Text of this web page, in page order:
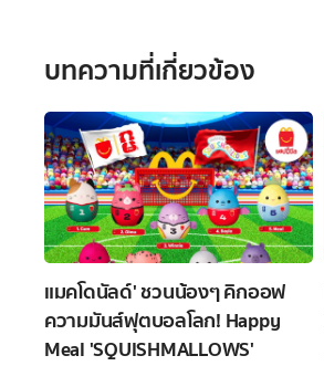
บทความที่เกี่ยวข้อง
แมคโดนัลด์' ชวนน้องๆ คิกออฟ
ความมันส์ฟุตบอลโลก! Happy
Meal 'SQUISHMALLOWS'